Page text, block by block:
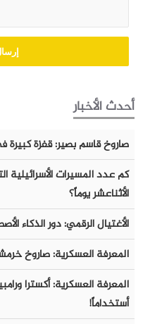
أحدث الأخبار
صاروخ قاسم بصير: قفزة كبيرة
كم عدد المسيرات
الأثناعشر يوماً؟
الأغتيال الرقمي: دور
المعرفة العسكرية: صاروخ خرمشهر-٤
المعرفة العسكرية: أكسترا
أستخداماً!